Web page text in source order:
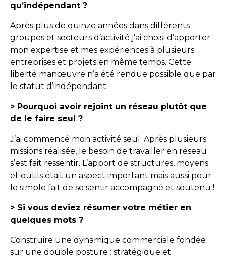
qu’indépendant ?
Après plus de quinze années dans différents
groupes et secteurs d’activité j’ai choisi d’apporter
mon expertise et mes expériences à plusieurs
entreprises et projets en même temps. Cette
liberté manœuvre n’a été rendue possible que par
le statut d’indépendant.
> Pourquoi avoir rejoint un réseau plutôt que
de le faire seul ?
J’ai commencé mon activité seul. Après plusieurs
missions réalisée, le besoin de travailler en réseau
s’est fait ressentir. L’apport de structures, moyens
et outils était un aspect important mais aussi pour
le simple fait de se sentir accompagné et soutenu !
> Si vous deviez résumer votre métier en
quelques mots ?
Construire une dynamique commerciale fondée
sur une double posture : stratégique et